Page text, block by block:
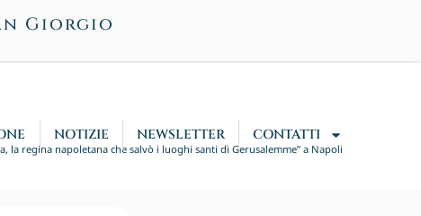
Giorgio
NOTIZIE NEWSLETTER CONTATTI
la regina napoletana che salvò i luoghi santi di Gerusalemme” a Napoli